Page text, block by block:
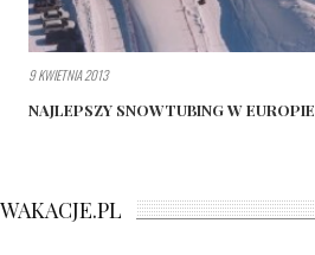
9 KWIETNIA 2013
NAJLEPSZY SNOWTUBING W EUROPIE
WAKACJE.PL